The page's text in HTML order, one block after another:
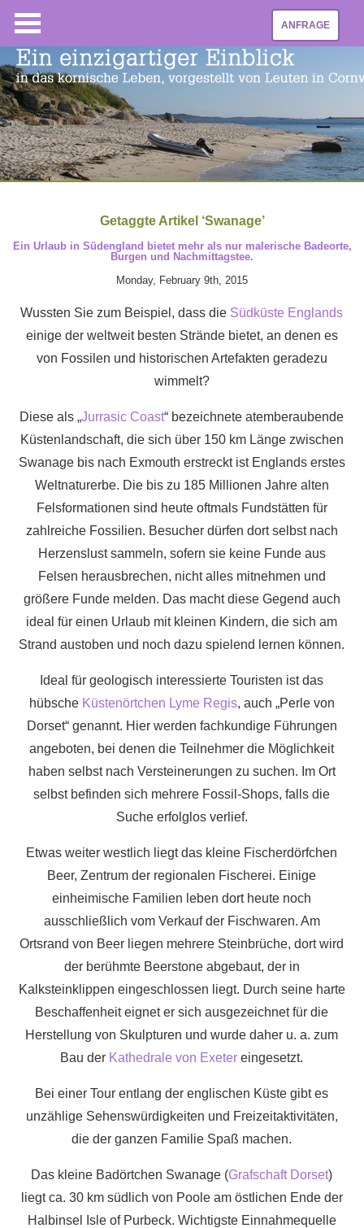
ANFRAGE
Getaggte Artikel ‘Swanage’
Ein Urlaub in Südengland bietet mehr als nur malerische Badeorte,
Burgen und Nachmittagstee.
Monday, February 9th, 2015
Wussten Sie zum Beispiel, dass die Südküste Englands
einige der weltweit besten Strände bietet, an denen es
von Fossilen und historischen Artefakten geradezu
wimmelt?
Diese als „Jurrasic Coast“ bezeichnete atemberaubende
Küstenlandschaft, die sich über 150 km Länge zwischen
Swanage bis nach Exmouth erstreckt ist Englands erstes
Weltnaturerbe. Die bis zu 185 Millionen Jahre alten
Felsformationen sind heute oftmals Fundstätten für
zahlreiche Fossilien. Besucher dürfen dort selbst nach
Herzenslust sammeln, sofern sie keine Funde aus
Felsen herausbrechen, nicht alles mitnehmen und
größere Funde melden. Das macht diese Gegend auch
ideal für einen Urlaub mit kleinen Kindern, die sich am
Strand austoben und noch dazu spielend lernen können.
Ideal für geologisch interessierte Touristen ist das
hübsche Küstenörtchen Lyme Regis, auch „Perle von
Dorset“ genannt. Hier werden fachkundige Führungen
angeboten, bei denen die Teilnehmer die Möglichkeit
haben selbst nach Versteinerungen zu suchen. Im Ort
selbst befinden sich mehrere Fossil-Shops, falls die
Suche erfolglos verlief.
Etwas weiter westlich liegt das kleine Fischerdörfchen
Beer, Zentrum der regionalen Fischerei. Einige
einheimische Familien leben dort heute noch
ausschließlich vom Verkauf der Fischwaren. Am
Ortsrand von Beer liegen mehrere Steinbrüche, dort wird
der berühmte Beerstone abgebaut, der in
Kalksteinklippen eingeschlossen liegt. Durch seine harte
Beschaffenheit eignet er sich ausgezeichnet für die
Herstellung von Skulpturen und wurde daher u. a. zum
Bau der Kathedrale von Exetereingesetzt.
Bei einer Tour entlang der englischen Küste gibt es
unzählige Sehenswürdigkeiten und Freizeitaktivitäten,
die der ganzen Familie Spaß machen.
Das kleine Badörtchen Swanage (Grafschaft Dorset)
liegt ca. 30 km südlich von Poole am östlichen Ende der
Halbinsel Isle of Purbeck. Wichtigste Einnahmequelle